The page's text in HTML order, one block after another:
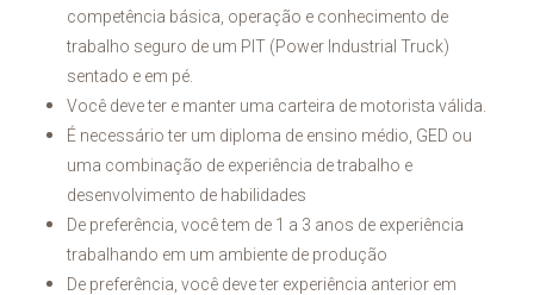
competência básica, operação e conhecimento de
trabalho seguro de um PIT (Power Industrial Truck)
sentado e em pé.
Você deve ter e manter uma carteira de motorista válida.
É necessário ter um diploma de ensino médio, GED ou
uma combinação de experiência de trabalho e
desenvolvimento de habilidades
De preferência, você tem de 1 a 3 anos de experiência
trabalhando em um ambiente de produção
De preferência, você deve ter experiência anterior em